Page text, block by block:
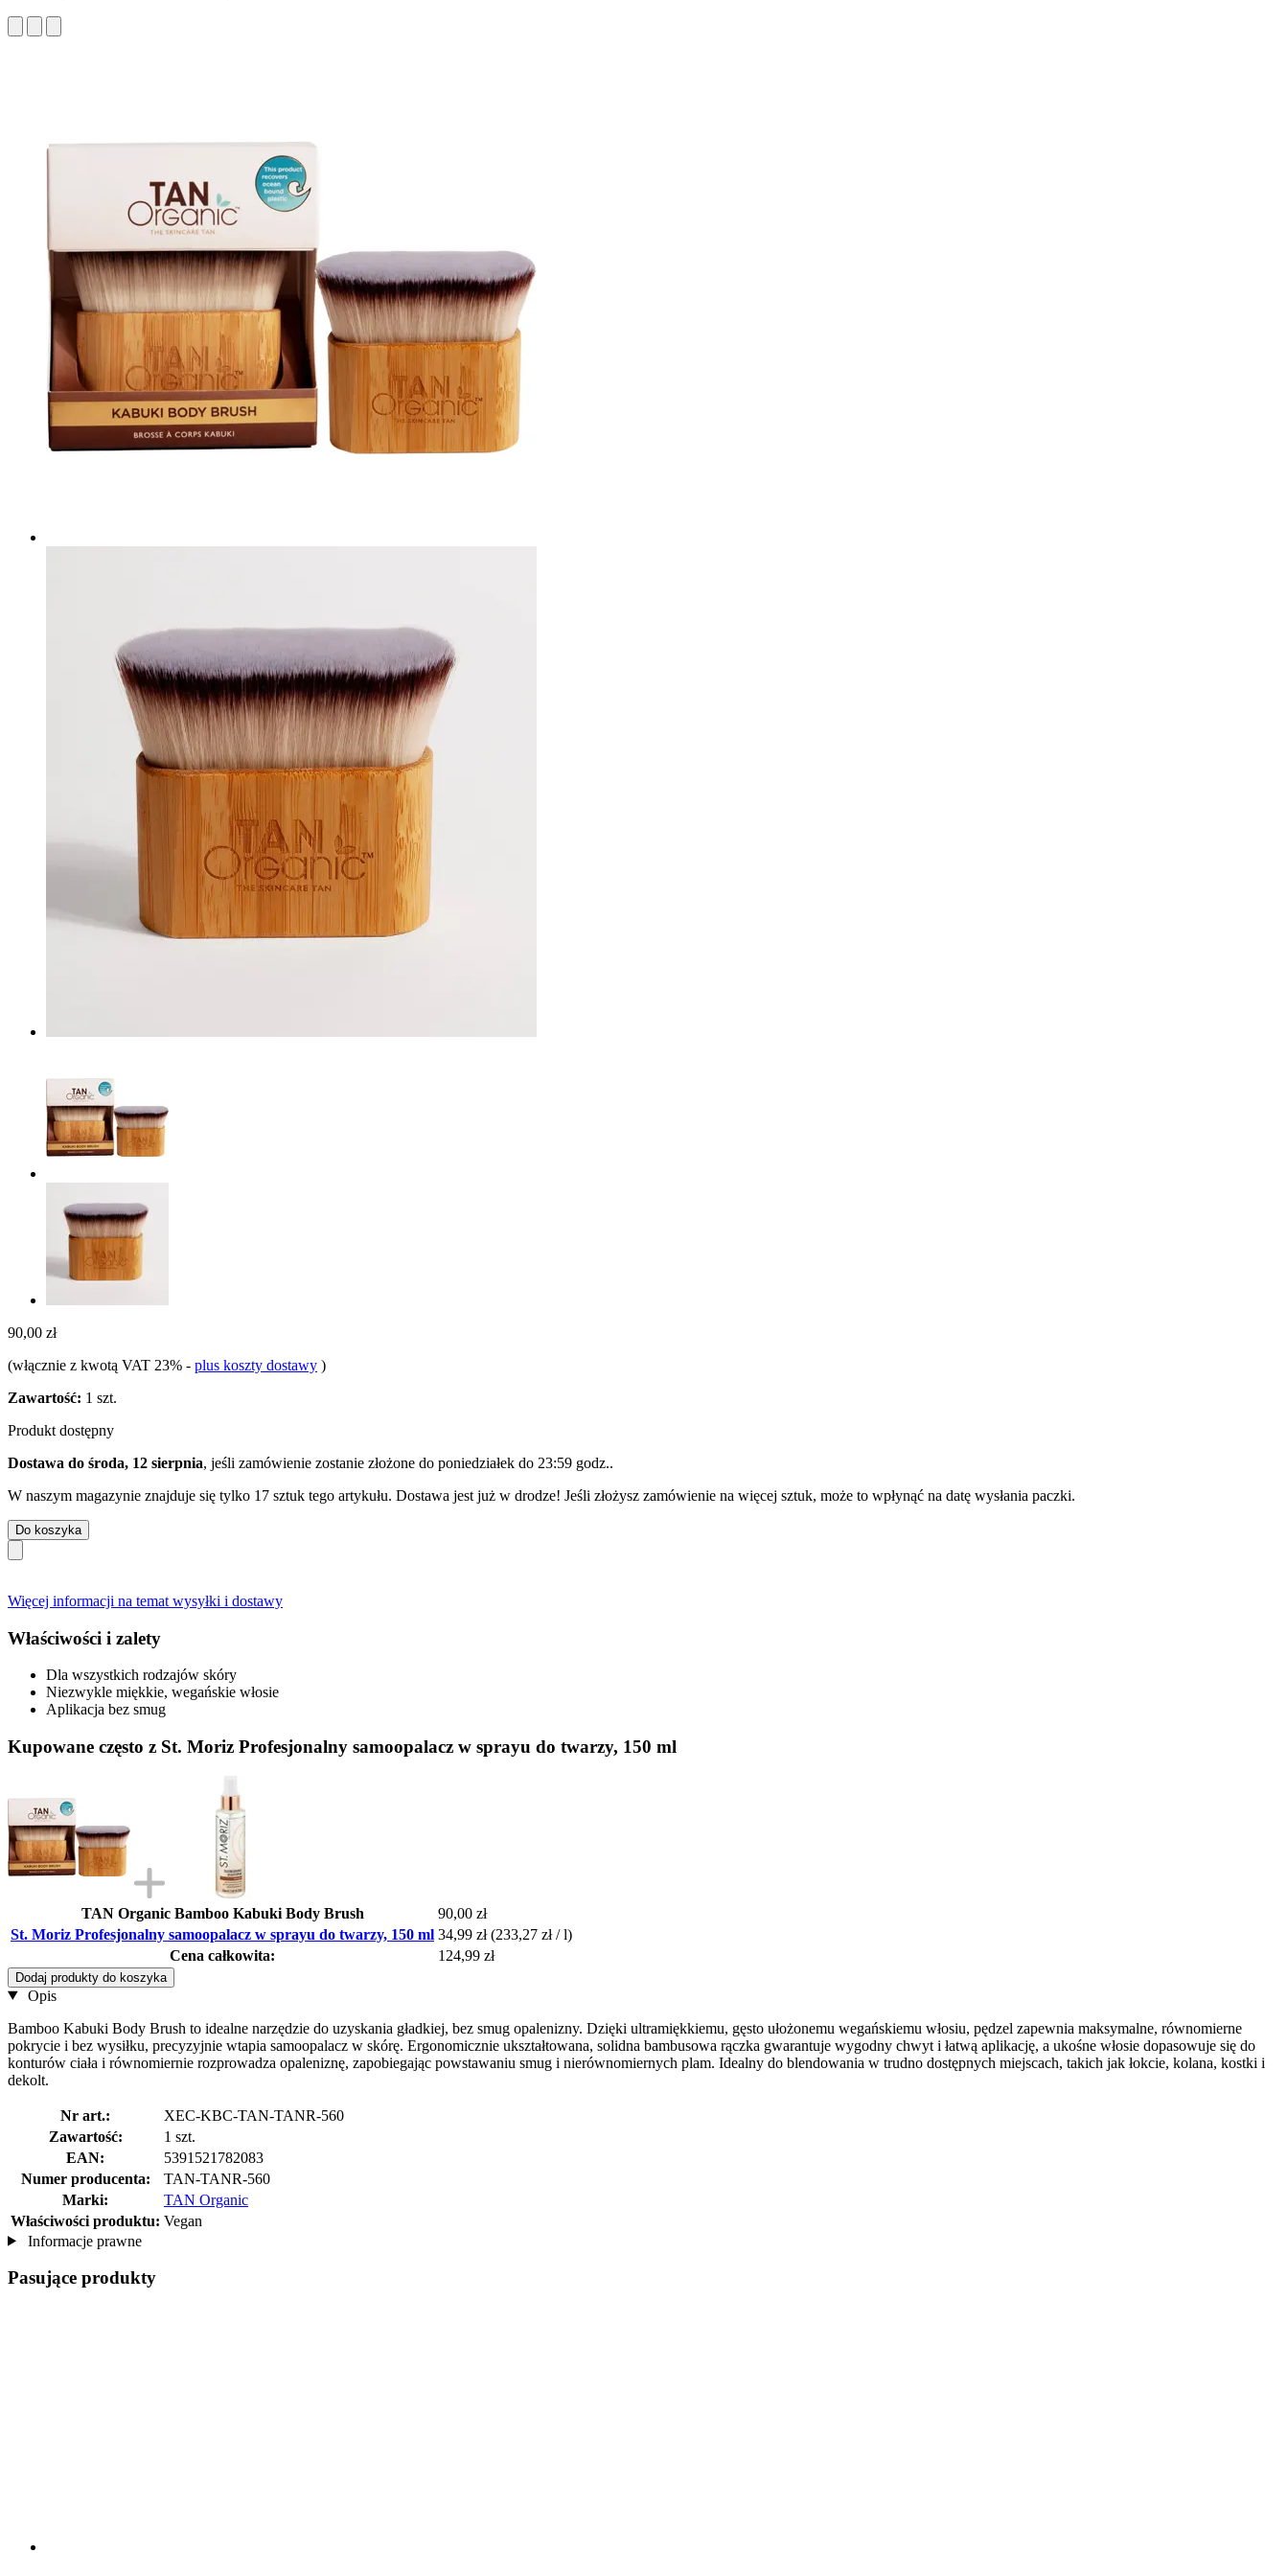
90,00 zł
(włącznie z kwotą VAT 23% - plus koszty dostawy )
Zawartość: 1 szt.
Produkt dostępny
Dostawa do środa, 12 sierpnia, jeśli zamówienie zostanie złożone do poniedziałek do 23:59 godz..
W naszym magazynie znajduje się tylko 17 sztuk tego artykułu. Dostawa jest już w drodze! Jeśli złożysz zamówienie na więcej sztuk, może to wpłynąć na datę wysłania paczki.
Do koszyka
Więcej informacji na temat wysyłki i dostawy
Właściwości i zalety
Dla wszystkich rodzajów skóry
Niezwykle miękkie, wegańskie włosie
Aplikacja bez smug
Kupowane często z St. Moriz Profesjonalny samoopalacz w sprayu do twarzy, 150 ml
TAN Organic Bamboo Kabuki Body Brush
90,00 zł
St. Moriz Profesjonalny samoopalacz w sprayu do twarzy, 150 ml 34,99 zł (233,27 zł / l)
Cena całkowita:
124,99 zł
Dodaj produkty do koszyka
Opis
Bamboo Kabuki Body Brush to idealne narzędzie do uzyskania gładkiej, bez smug opalenizny. Dzięki ultramiękkiemu, gęsto ułożonemu wegańskiemu włosiu, pędzel zapewnia maksymalne, równomierne
pokrycie i bez wysiłku, precyzyjnie wtapia samoopalacz w skórę. Ergonomicznie ukształtowana, solidna bambusowa rączka gwarantuje wygodny chwyt i łatwą aplikację, a ukośne włosie dopasowuje się do
konturów ciała i równomiernie rozprowadza opaleniznę, zapobiegając powstawaniu smug i nierównomiernych plam. Idealny do blendowania w trudno dostępnych miejscach, takich jak łokcie, kolana, kostki i
dekolt.
Nr art.:
XEC-KBC-TAN-TANR-560
Zawartość:
1 szt.
EAN:
5391521782083
Numer producenta:
TAN-TANR-560
Marki:
TAN Organic
Właściwości produktu: Vegan
Informacje prawne
Pasujące produkty